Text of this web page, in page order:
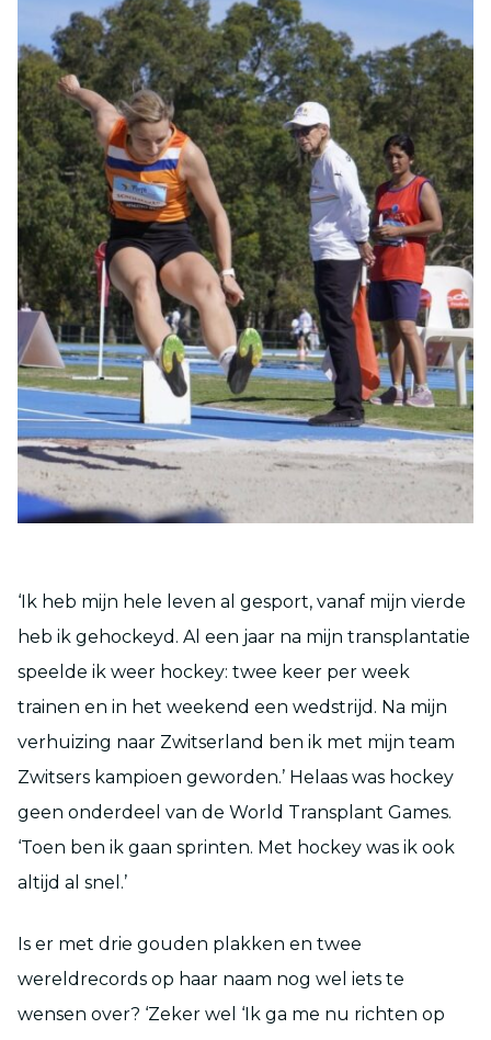
‘Ik heb mijn hele leven al gesport, vanaf mijn vierde
heb ik gehockeyd. Al een jaar na mijn transplantatie
speelde ik weer hockey: twee keer per week
trainen en in het weekend een wedstrijd. Na mijn
verhuizing naar Zwitserland ben ik met mijn team
Zwitsers kampioen geworden.’ Helaas was hockey
geen onderdeel van de World Transplant Games.
‘Toen ben ik gaan sprinten. Met hockey was ik ook
altijd al snel.’
Is er met drie gouden plakken en twee
wereldrecords op haar naam nog wel iets te
wensen over? ‘Zeker wel ‘Ik ga me nu richten op